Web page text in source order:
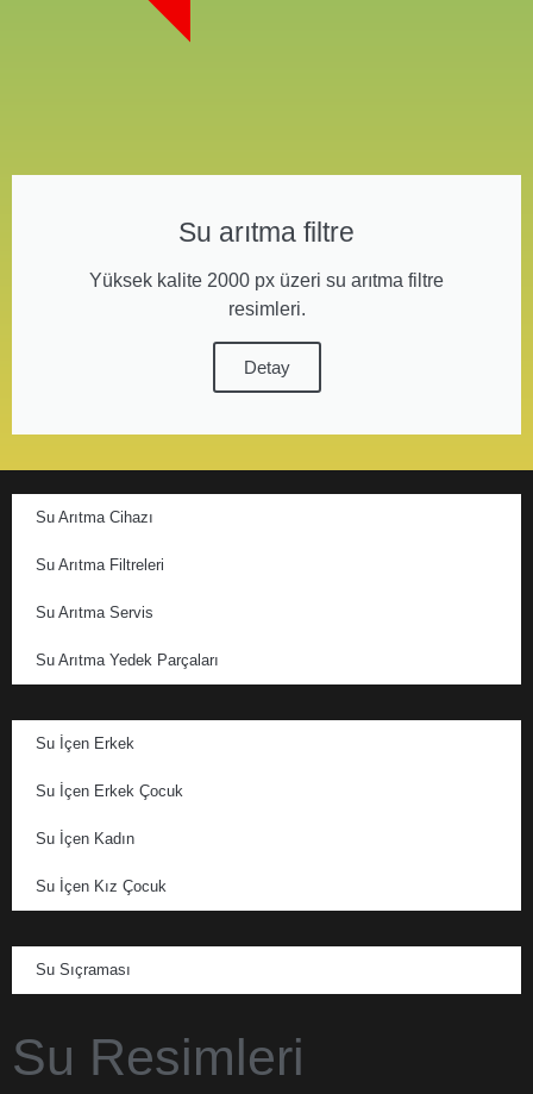
Su arıtma filtre
Yüksek kalite 2000 px üzeri su arıtma filtre
resimleri.
Detay
Su Arıtma Cihazı
Su Arıtma Filtreleri
Su Arıtma Servis
Su Arıtma Yedek Parçaları
Su İçen Erkek
Su İçen Erkek Çocuk
Su İçen Kadın
Su İçen Kız Çocuk
Su Sıçraması
Su Resimleri